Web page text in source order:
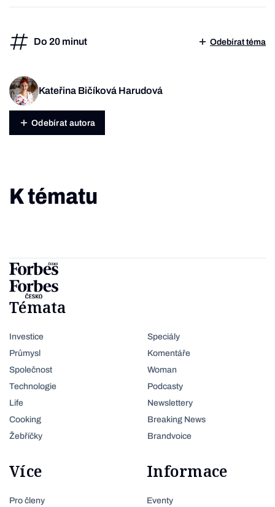
Do 20 minut Odebírat téma
Kateřina Bičíková Harudová
Odebírat autora
K tématu
Témata
Investice
Průmysl
Společnost
Technologie
Life
Cooking
Žebříčky
Speciály
Komentáře
Woman
Podcasty
Newslettery
Breaking News
Brandvoice
Více
Pro členy
Informace
Eventy